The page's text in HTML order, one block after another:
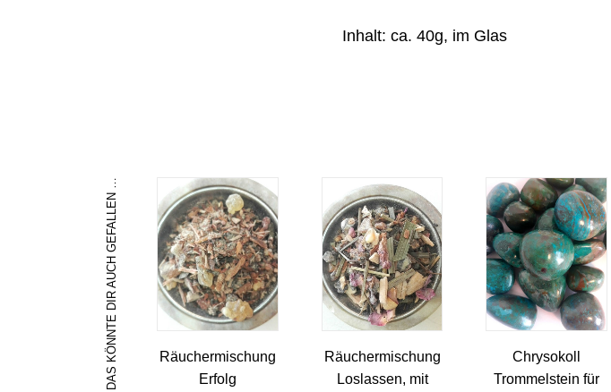
Inhalt: ca. 40g, im Glas
DAS KÖNNTE DIR AUCH GEFALLEN …
Räuchermischung
Erfolg
Räuchermischung
Loslassen, mit
Chrysokoll
Trommelstein für